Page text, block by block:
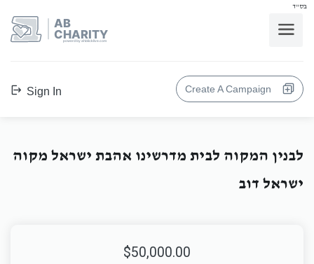
בס"ד
AB
CHARITY
powerd by ahblicklive.com
Sign In Create A Campaign
לבנין המקוה לבית מדרשינו אהבת ישראל מקוה
ישראל דוב
$50,000.00